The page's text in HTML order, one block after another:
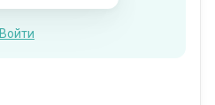
Войти